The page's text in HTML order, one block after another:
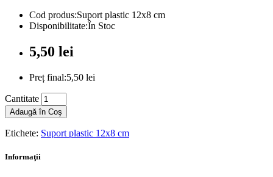
Cod produs:Suport plastic 12x8 cm
Disponibilitate:În Stoc
5,50 lei
Preț final:5,50 lei
Cantitate
Adaugă în Coş
Etichete: Suport plastic 12x8 cm
Informaţii